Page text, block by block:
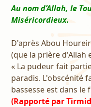
Au nom d’Allah, le
Miséricordieux.
D'après Abou
(que la prière d'Allah
« La pudeur fait
paradis. L'obscénité
bassesse est dans le
(Rapporté par